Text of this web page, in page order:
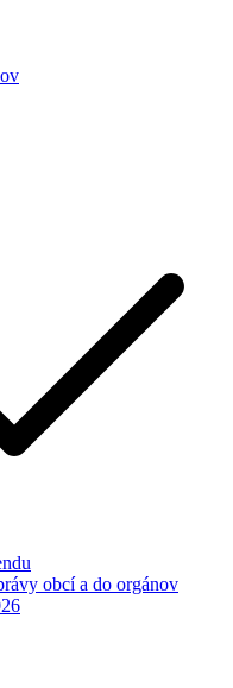
obcí a do orgánov